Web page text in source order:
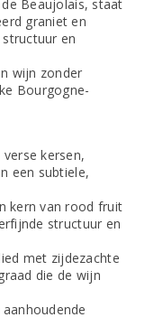
de Beaujolais, staat
graniet en
en
wijn zonder
Bourgogne-
verse kersen,
een subtiele,
kern van rood fruit
structuur en
met zijdezachte
die de wijn